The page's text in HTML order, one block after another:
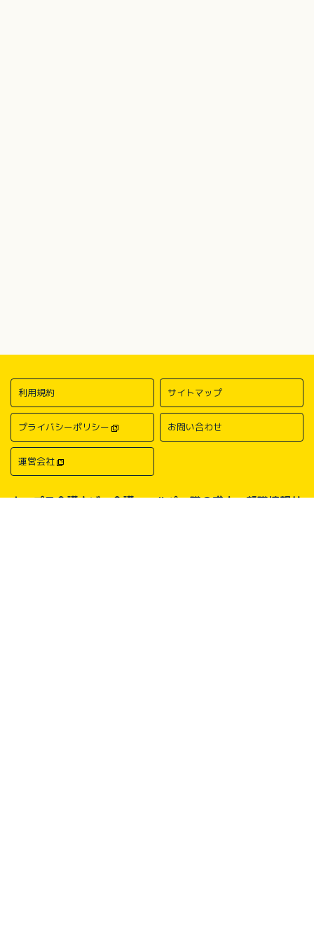
利用規約 サイトマップ
プライバシーポリシー お問い合わせ
運営会社
キャプラ介護ナビ－介護・ヘルパー職の求人・転職情報サ